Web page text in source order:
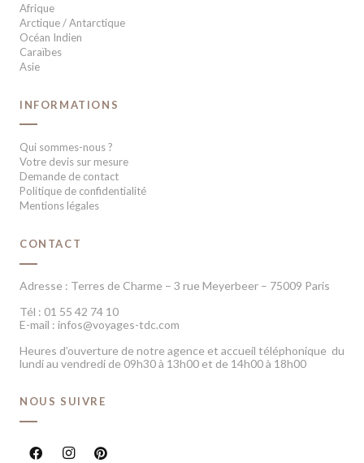
Afrique
Arctique / Antarctique
Océan Indien
Caraïbes
Asie
INFORMATIONS
Qui sommes-nous ?
Votre devis sur mesure
Demande de contact
Politique de confidentialité
Mentions légales
CONTACT
Adresse : Terres de Charme – 3 rue Meyerbeer – 75009 Paris
Tél : 01 55 42 74 10
E-mail : infos@voyages-tdc.com
Heures d’ouverture de notre agence et accueil téléphonique du
lundi au vendredi de 09h30 à 13h00 et de 14h00 à 18h00
NOUS SUIVRE